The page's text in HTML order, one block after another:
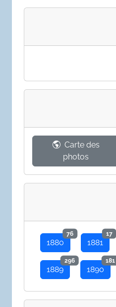
Carte des
photos
1880
76
1881
17
1889
296
1890
181